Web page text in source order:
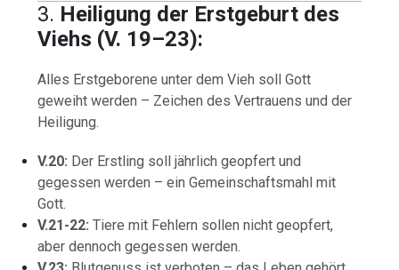
3. Heiligung der Erstgeburt des
Viehs (V. 19–23):
Alles Erstgeborene unter dem Vieh soll Gott
geweiht werden – Zeichen des Vertrauens und der
Heiligung.
V.20: Der Erstling soll jährlich geopfert und
gegessen werden – ein Gemeinschaftsmahl mit
Gott.
V.21-22: Tiere mit Fehlern sollen nicht geopfert,
aber dennoch gegessen werden.